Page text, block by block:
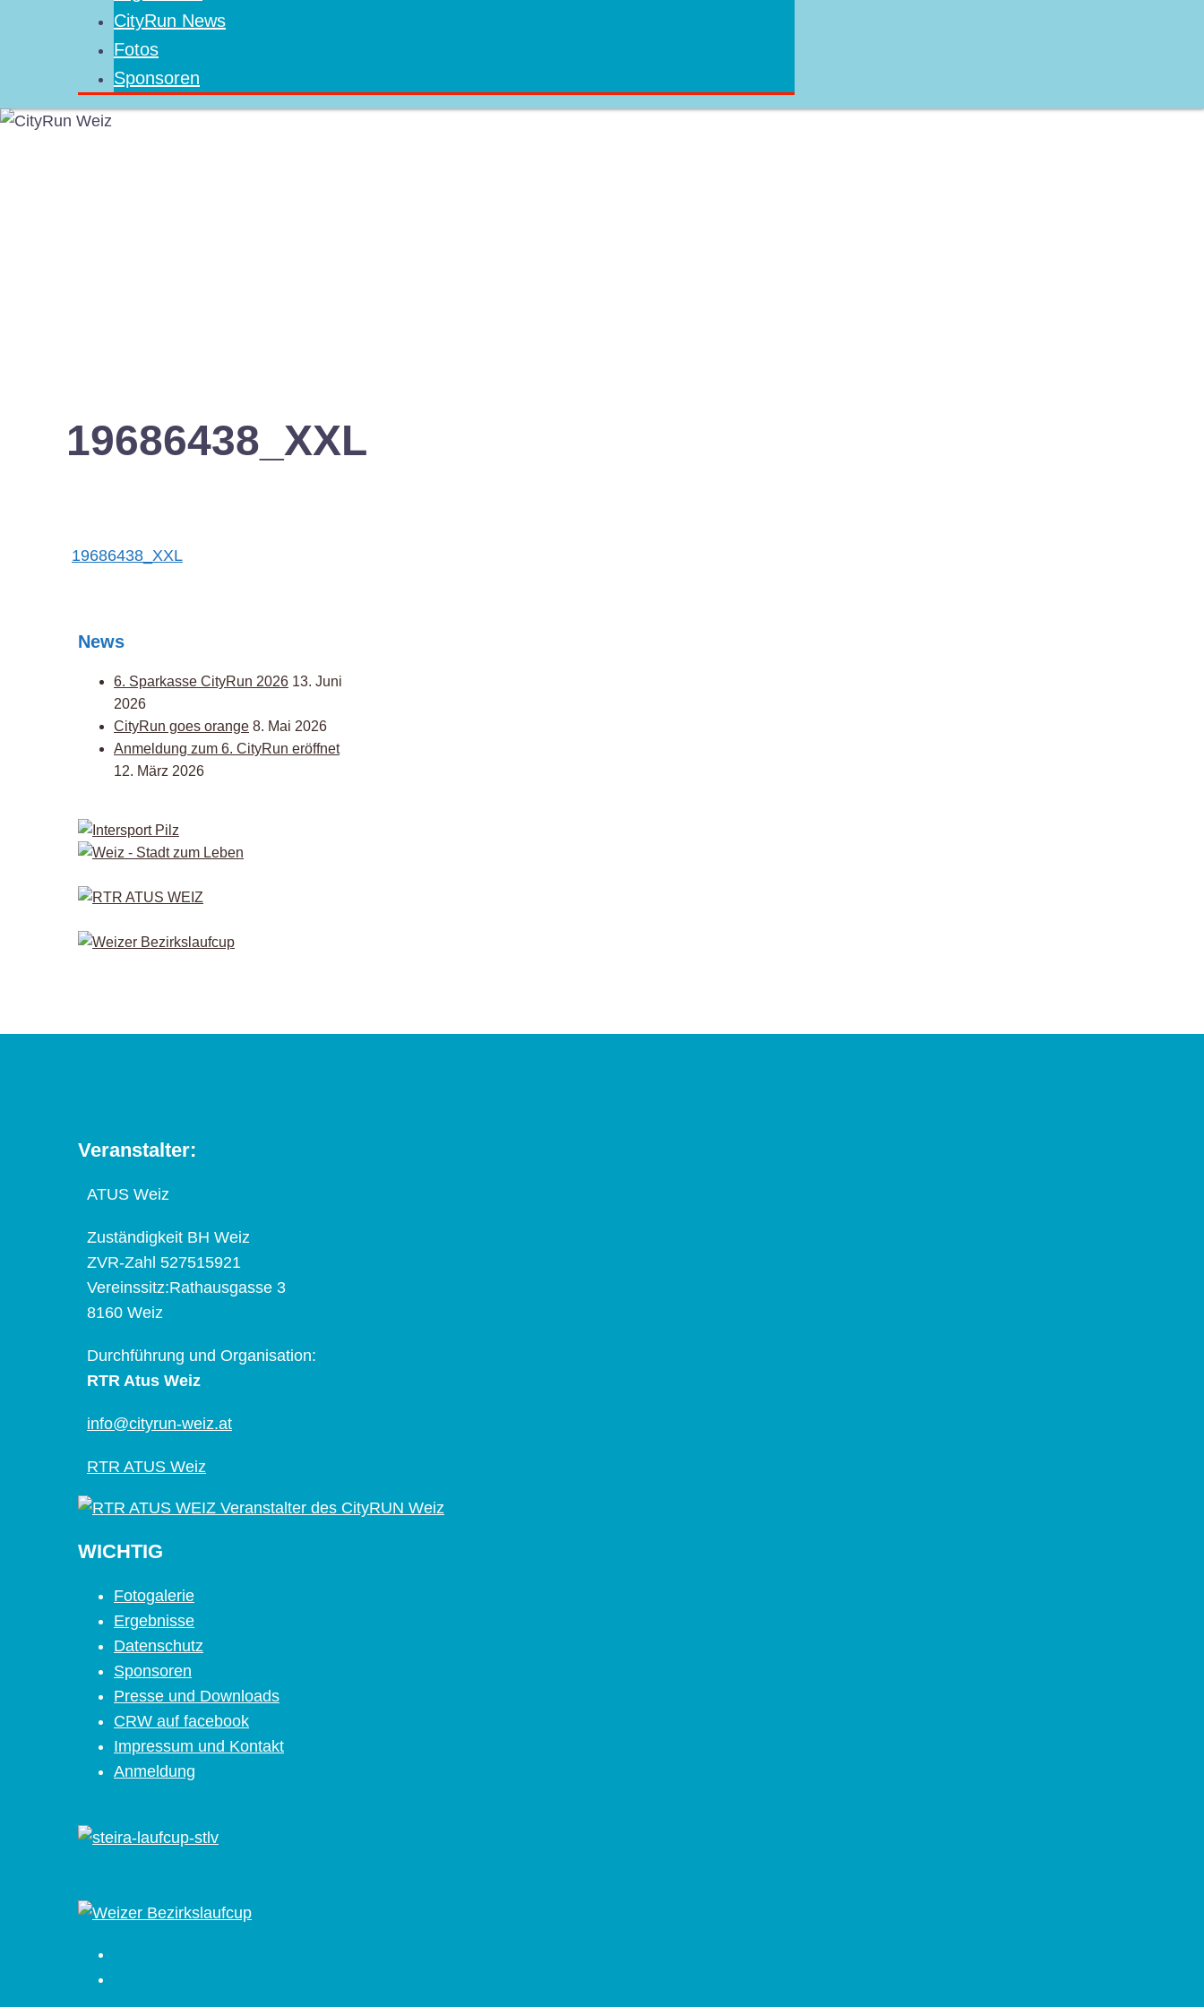
CityRun News
Fotos
Sponsoren
19686438_XXL
Post
19686438_XXL
News
6. Sparkasse CityRun 2026 13. Juni
2026
CityRun goes orange 8. Mai 2026
Anmeldung zum 6. CityRun eröffnet
12. März 2026
Veranstalter:
ATUS Weiz
Zuständigkeit BH Weiz
ZVR-Zahl 527515921
Vereinssitz:Rathausgasse 3
8160 Weiz
Durchführung und Organisation:
RTR Atus Weiz
info@cityrun-weiz.at
RTR ATUS Weiz
WICHTIG
Fotogalerie
Ergebnisse
Datenschutz
Sponsoren
Presse und Downloads
CRW auf facebook
Impressum und Kontakt
Anmeldung